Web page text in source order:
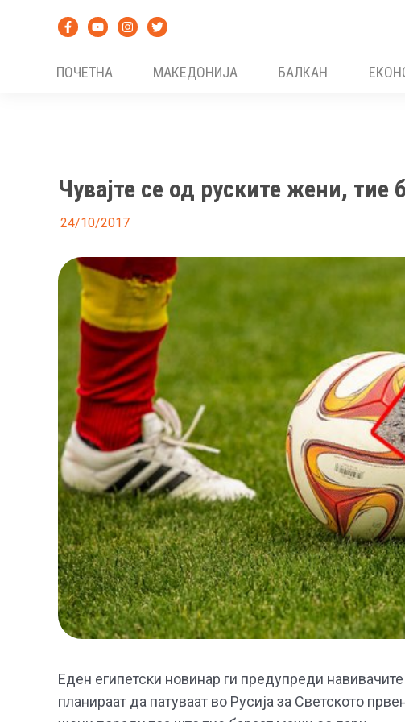
ПОЧЕТНА
МАКЕДОНИЈА БАЛКАН
Чувајте се од руските жени,
24/10/2017
Еден египетски новинар ги предупреди
планираат да патуваат во Русија за Светското